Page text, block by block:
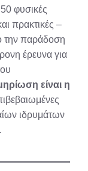
φυσικές
πρακτικές –
την παράδοση
έρευνα για
είναι η
ιδρυμάτων